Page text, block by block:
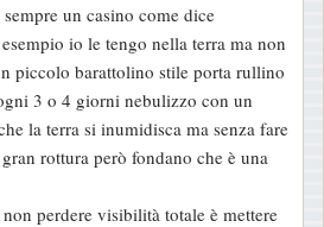
un casino come dice
io le tengo nella terra ma non
piccolo barattolino stile porta rullino
3 o 4 giorni nebulizzo con un
la terra si inumidisca ma senza fare
rottura però fondano che è una
perdere visibilità totale è mettere